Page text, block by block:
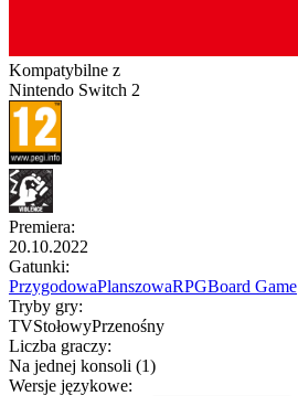
Kompatybilne z
Nintendo Switch 2
Premiera:
20.10.2022
Gatunki:
PrzygodowaPlanszowaRPGBoard Game
Tryby gry:
TVStołowyPrzenośny
Liczba graczy:
Na jednej konsoli (1)
Wersje językowe: